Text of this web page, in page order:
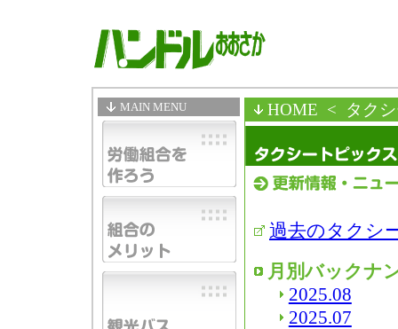
MAIN MENU HOME < タク
過去のタクシ
月別バックナ
2025.08
2025.07